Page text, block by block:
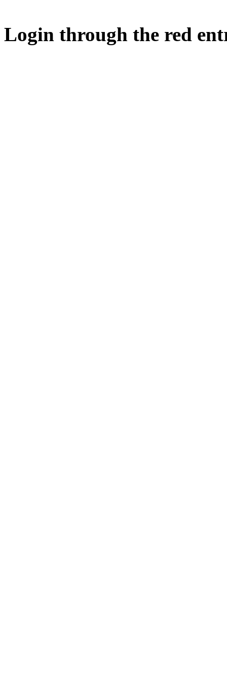
Login through the red